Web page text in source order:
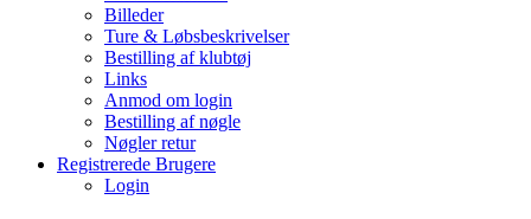
Billeder
Ture & Løbsbeskrivelser
Bestilling af klubtøj
Links
Anmod om login
Bestilling af nøgle
Nøgler retur
Registrerede Brugere
Login